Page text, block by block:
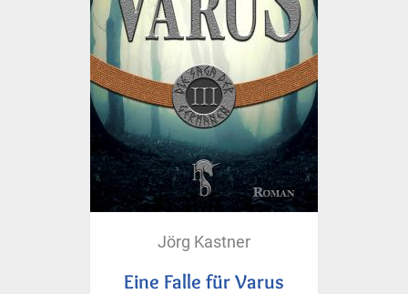
Jörg Kastner
Eine Falle für Varus